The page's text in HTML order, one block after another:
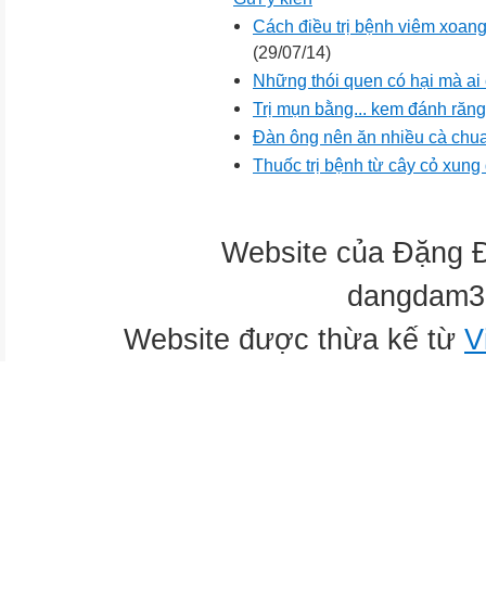
Cách điều trị bệnh viêm
(29/07/14)
Những thói quen có hại mà ai
Trị mụn bằng... kem đánh răng
Đàn ông nên ăn nhiều cà
Thuốc trị bệnh từ cây cỏ xung
Website của Đặng
Website được thừa kế từ